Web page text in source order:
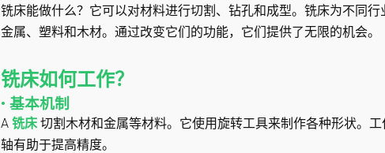
铣床能做什么？它可以对材料进行切割、钻孔和成型。铣床为不同
金属、塑料和木材。通过改变它们的功能，它们提供了无限的机会。
铣床如何工作？
• 基本机制
A铣床 切割木材和金属等材料。它使用旋转工具来制作各种形状。
轴有助于提高精度。